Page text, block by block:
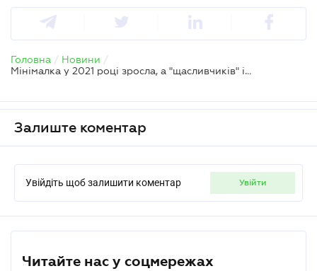
Головна / Новини /
Мінімалка у 2021 році зросла, а "щасливчиків" із правом на податкову соцпільгу майже не залишилось
Залиште коментар
Увійдіть щоб залишити коментар увійти
Читайте нас у соцмережах